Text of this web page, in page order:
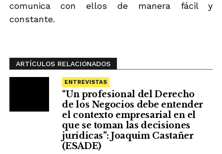
comunica con ellos de manera fácil y
constante.
ARTÍCULOS RELACIONADOS
ENTREVISTAS
“Un profesional del Derecho
de los Negocios debe entender
el contexto empresarial en el
que se toman las decisiones
jurídicas”: Joaquim Castañer
(ESADE)